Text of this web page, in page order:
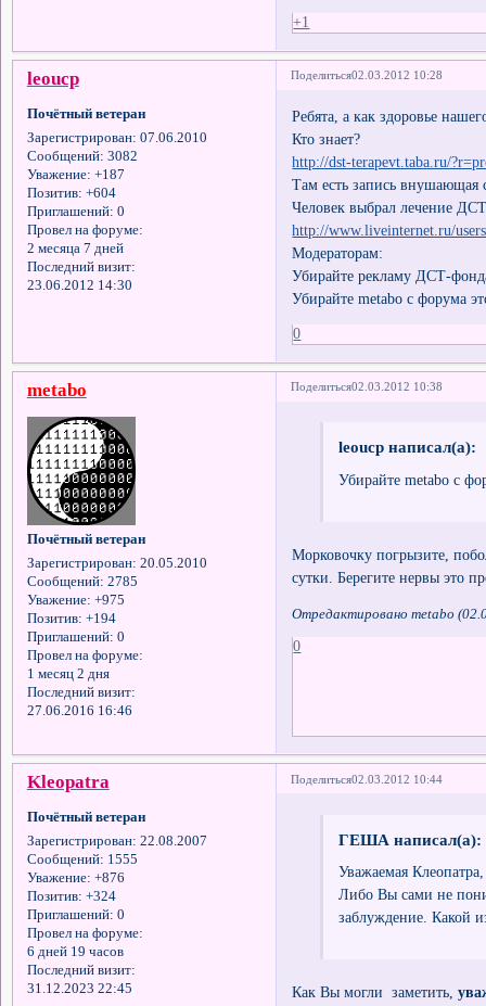
+1
Поделиться02.03.2012 10:28
leоucp
Почётный ветеран
Зарегистрирован: 07.06.2010
Сообщений: 3082
Уважение: +187
Позитив: +604
Приглашений: 0
Провел на форуме:
2 месяца 7 дней
Последний визит:
23.06.2012 14:30
Ребята, а как здоровье
Кто знает?
http://dst-terapevt.taba.ru/
Там есть запись внушающая
Человек выбрал лечение
http://www.liveinternet.ru/
Модераторам:
Убирайте рекламу ДСТ-
Убирайте metabo с форума
0
Поделиться02.03.2012 10:38
metabo
Почётный ветеран
Зарегистрирован: 20.05.2010
Сообщений: 2785
Уважение: +975
Позитив: +194
Приглашений: 0
Провел на форуме:
1 месяц 2 дня
Последний визит:
27.06.2016 16:46
leoucp написал(а):
Убирайте metabo с
Морковочку погрызите,
сутки. Берегите нервы это
Отредактировано metabo
0
Поделиться02.03.2012 10:44
Kleopatra
Почётный ветеран
Зарегистрирован: 22.08.2007
Сообщений: 1555
Уважение: +876
Позитив: +324
Приглашений: 0
Провел на форуме:
6 дней 19 часов
Последний визит:
31.12.2023 22:45
ГЕША написал(а):
Уважаемая
Либо Вы сами не
заблуждение. Какой
Как Вы могли заметить,